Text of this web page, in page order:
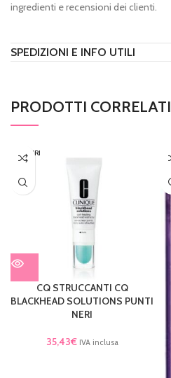
ingredienti e recensioni dei clienti.
SPEDIZIONI E INFO UTILI
PRODOTTI CORRELATI
ESAURI
TO
CQ STRUCCANTI CQ
BLACKHEAD SOLUTIONS PUNTI
NERI
35,43€ IVA inclusa